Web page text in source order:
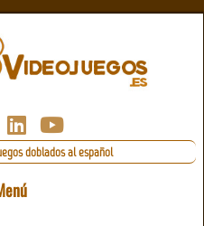
doblados al español